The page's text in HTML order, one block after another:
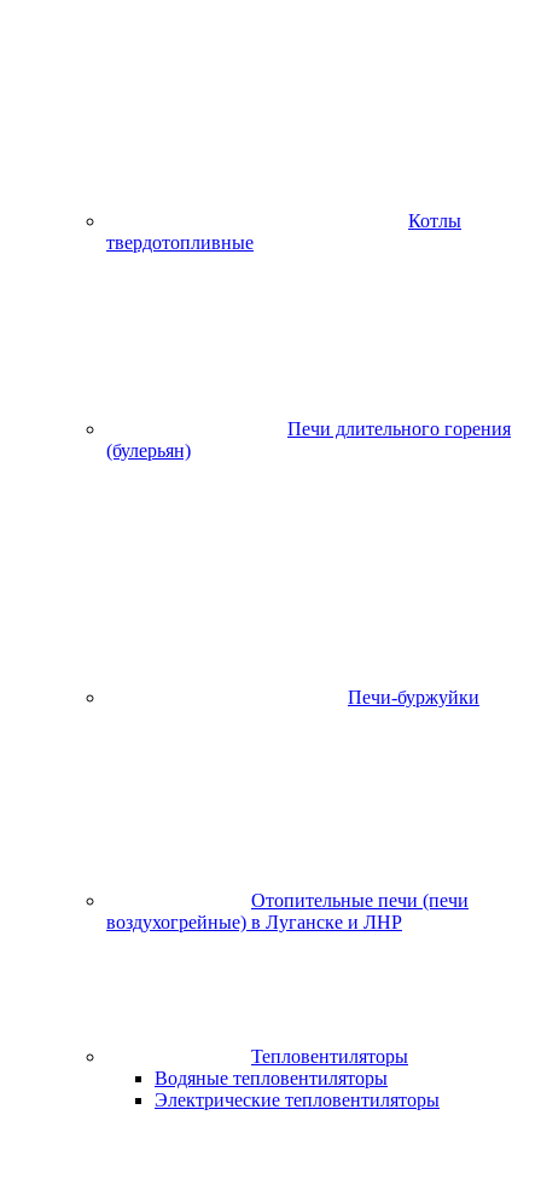
Котлы
твердотопливные
Печи длительного горения
(булерьян)
Печи-буржуйки
Отопительные печи (печи
воздухогрейные) в Луганске и ЛНР
Тепловентиляторы
Водяные тепловентиляторы
Электрические тепловентиляторы